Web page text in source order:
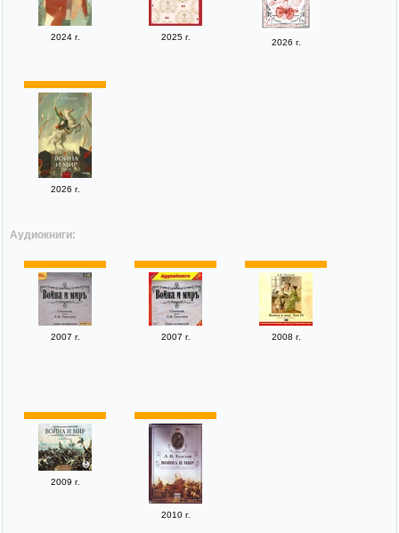
2024 г. 2025 г.
2026 г.
2026 г.
Аудиокниги:
2007 г. 2007 г. 2008 г.
2009 г.
2010 г.